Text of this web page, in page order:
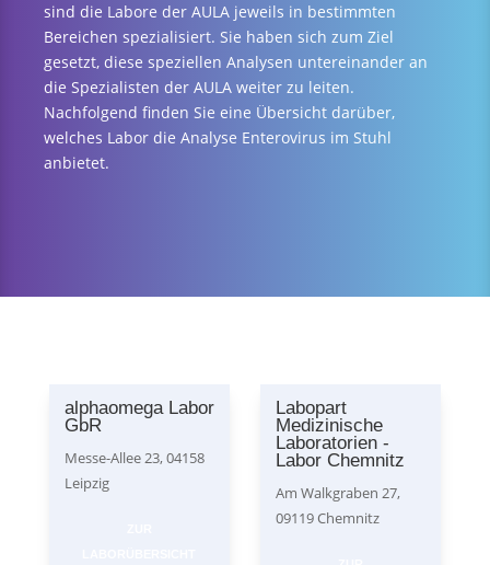
sind die Labore der AULA jeweils in bestimmten
Bereichen spezialisiert. Sie haben sich zum Ziel
gesetzt, diese speziellen Analysen untereinander an
die Spezialisten der AULA weiter zu leiten.
Nachfolgend finden Sie eine Übersicht darüber,
welches Labor die Analyse Enterovirus im Stuhl
anbietet.
alphaomega Labor
GbR
Messe-Allee 23, 04158
Leipzig
Labopart
Medizinische
Laboratorien -
Labor Chemnitz
Am Walkgraben 27,
09119 Chemnitz